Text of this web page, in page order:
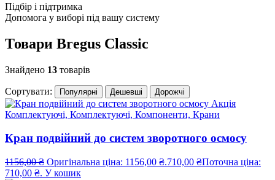
Підбір і підтримка
Допомога у виборі під вашу систему
Товари Bregus Classic
Знайдено 13 товарів
Сортувати: Популярні Дешевші Дорожчі
Акція
Комплектуючі, Комплектуючі, Компоненти, Крани
Кран подвійний до систем зворотного осмосу
1156,00₴ Оригінальна ціна: 1156,00 ₴.710,00 ₴Поточна ціна:
710,00 ₴. У кошик